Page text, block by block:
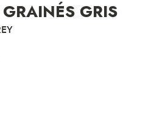
GRIS